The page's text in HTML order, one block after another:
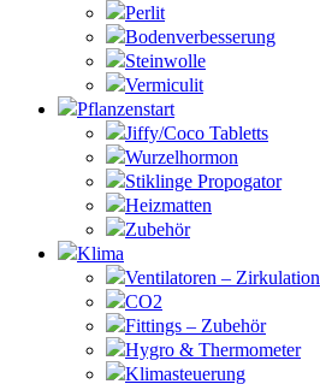
Perlit
Bodenverbesserung
Steinwolle
Vermiculit
Pflanzenstart
Jiffy/Coco Tabletts
Wurzelhormon
Stiklinge Propogator
Heizmatten
Zubehör
Klima
Ventilatoren – Zirkulation
CO2
Fittings – Zubehör
Hygro & Thermometer
Klimasteuerung